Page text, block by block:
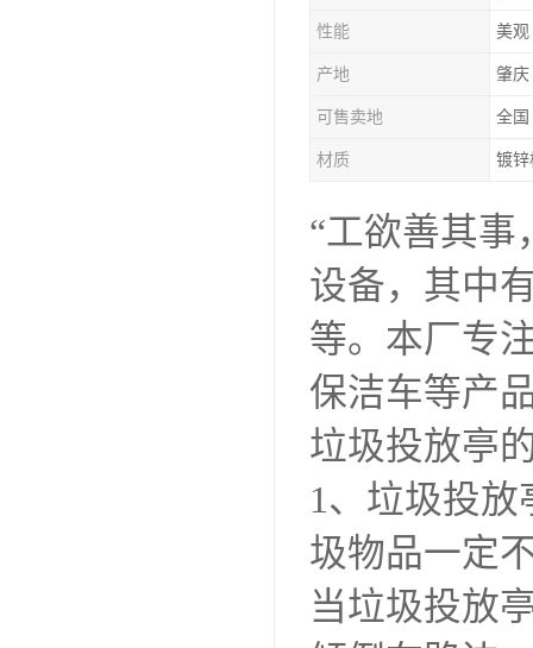
性能 美观
产地 肇庆
可售卖地 全国
材质 镀锌
“工欲善其事
设备，其中
等。本厂专
保洁车等产
垃圾投放亭
1、垃圾投
圾物品一定
当垃圾投放